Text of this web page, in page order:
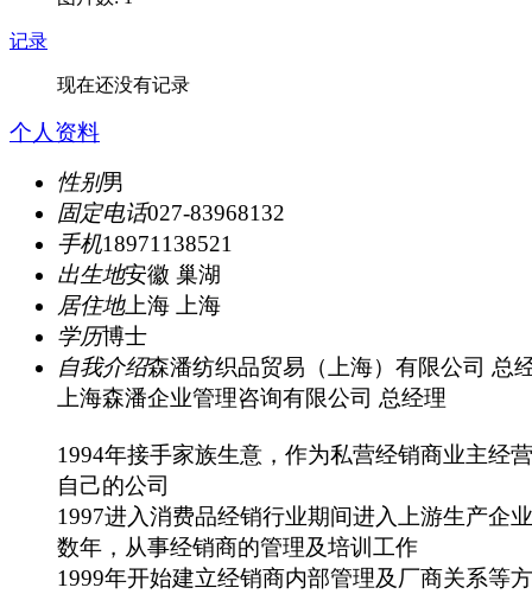
记录
现在还没有记录
个人资料
性别男
固定电话027-83968132
手机18971138521
出生地安徽 巢湖
居住地上海 上海
学历博士
自我介绍森潘纺织品贸易（上海）有限公司 总
上海森潘企业管理咨询有限公司 总经理
1994年接手家族生意，作为私营经销商业主经
自己的公司
1997进入消费品经销行业期间进入上游生产企
数年，从事经销商的管理及培训工作
1999年开始建立经销商内部管理及厂商关系等